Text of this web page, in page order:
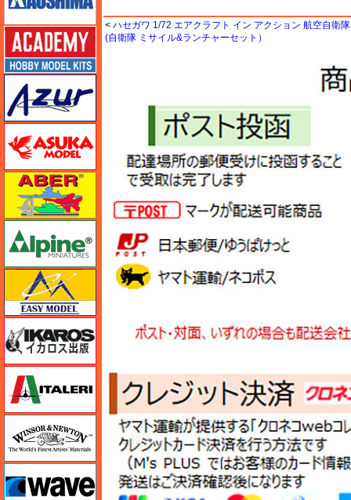
< ハセガワ 1/72 エアクラフト イン アクション 航空自衛
(自衛隊 ミサイル&ランチャーセット）
アカデミー
アベール
イージーモデル
イカロス出版
イタレリ
ウインザー＆ニュートン
ウェーブ